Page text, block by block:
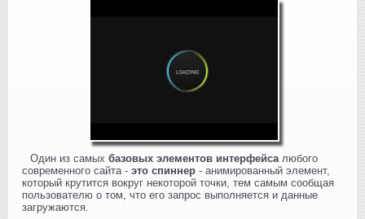
Один из самых базовых элементов интерфейсалюбого
современного сайта - это спиннер - анимированный элемент,
который крутится вокруг некоторой точки, тем самым сообщая
пользователю о том, что его запрос выполняется и данные
загружаются.